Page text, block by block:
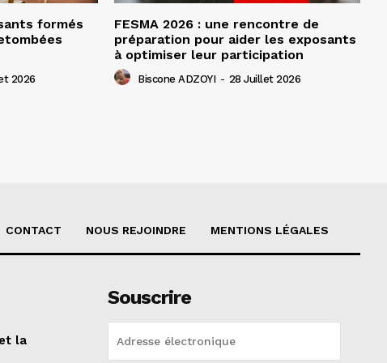
formés
2026
FESMA 2026 : une rencontre de
préparation pour aider les exposants
à optimiser leur participation
Biscone ADZOYI - 28 Juillet 2026
CONTACT NOUS REJOINDRE MENTIONS LÉGALES
la
Souscrire